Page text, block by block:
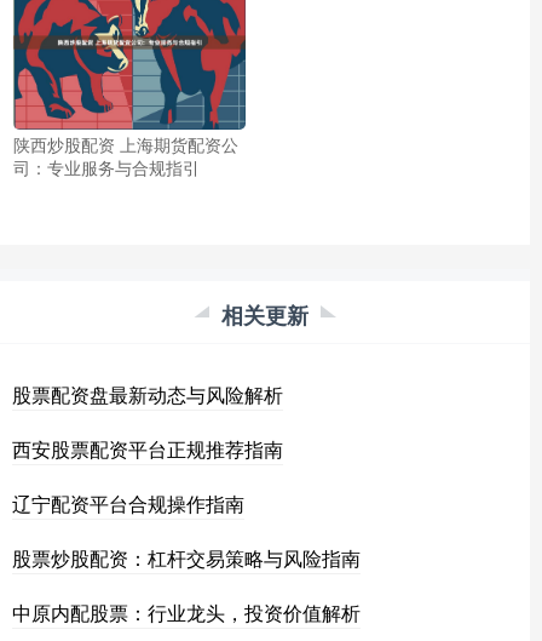
陕西炒股配资 上海期货配资公
司：专业服务与合规指引
相关更新
股票配资盘最新动态与风险解析
西安股票配资平台正规推荐指南
辽宁配资平台合规操作指南
股票炒股配资：杠杆交易策略与风险指南
中原内配股票：行业龙头，投资价值解析